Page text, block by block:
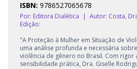
ISBN: 9786527065678
Por: Editora Dialética Autor: Costa,
Edição:
"A Proteção à Mulher em Situação de
uma análise profunda e necessária
violência de gênero no Brasil. Com rigor
sensibilidade prática, Dra. Giselle